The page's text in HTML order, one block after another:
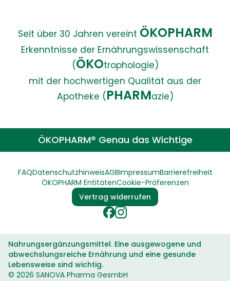
Seit über 30 Jahren vereint ÖKOPHARM
Erkenntnisse der Ernährungswissenschaft
(ÖKOtrophologie)
mit der hochwertigen Qualität aus der
Apotheke (PHARMazie)
ÖKOPHARM® Genau das Wichtige
FAQDatenschutzhinweisAGBImpressumBarrierefreiheit
ÖKOPHARM EntitätenCookie-Präferenzen
Vertrag widerrufen
Nahrungsergänzungsmittel. Eine ausgewogene und
abwechslungsreiche Ernährung und eine gesunde
Lebensweise sind wichtig.
© 2026 SANOVA Pharma GesmbH